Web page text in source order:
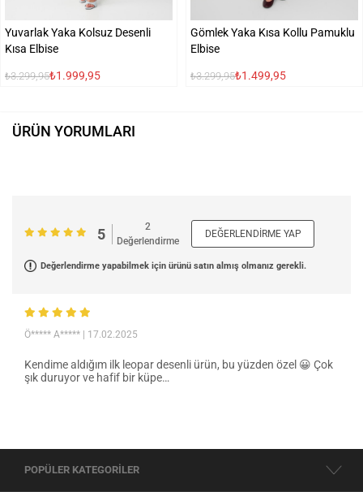
Yuvarlak Yaka Kolsuz Desenli
Kısa Elbise
₺3.299,95₺1.999,95
Gömlek Yaka Kısa Kollu Pamuklu
Elbise
₺3.299,95₺1.499,95
ÜRÜN YORUMLARI
5
2
Değerlendirme
DEĞERLENDIRME YAP
Değerlendirme yapabilmek için ürünü satın almış olmanız gerekli.
Ö***** A***** | 17.02.2025
Kendime aldığım ilk leopar desenli ürün, bu yüzden özel 😀 Çok
şık duruyor ve hafif bir küpe…
POPÜLER KATEGORİLER